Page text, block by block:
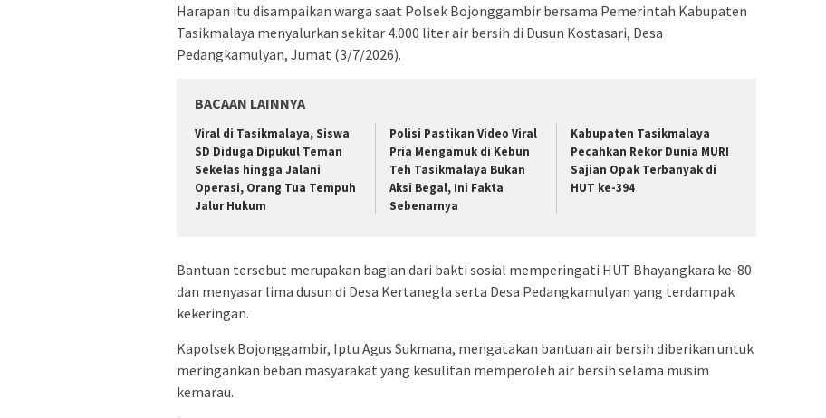
Harapan itu disampaikan warga saat Polsek Bojonggambir bersama Pemerintah Kabupaten
Tasikmalaya menyalurkan sekitar 4.000 liter air bersih di Dusun Kostasari, Desa
Pedangkamulyan, Jumat (3/7/2026).
BACAAN LAINNYA
Viral di Tasikmalaya, Siswa
SD Diduga Dipukul Teman
Sekelas hingga Jalani
Operasi, Orang Tua Tempuh
Jalur Hukum
Polisi Pastikan Video Viral
Pria Mengamuk di Kebun
Teh Tasikmalaya Bukan
Aksi Begal, Ini Fakta
Sebenarnya
Kabupaten Tasikmalaya
Pecahkan Rekor Dunia MURI
Sajian Opak Terbanyak di
HUT ke-394
Bantuan tersebut merupakan bagian dari bakti sosial memperingati HUT Bhayangkara ke-80
dan menyasar lima dusun di Desa Kertanegla serta Desa Pedangkamulyan yang terdampak
kekeringan.
Kapolsek Bojonggambir, Iptu Agus Sukmana, mengatakan bantuan air bersih diberikan untuk
meringankan beban masyarakat yang kesulitan memperoleh air bersih selama musim
kemarau.